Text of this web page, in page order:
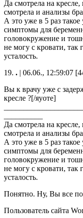
Да смотрела на
смотрела и анализы
А это уже в 5 раз
симптомы для
головокружение и
не могу с кровати, так
усталость.
19. . | 06.06., 12:59:07
Вы к врачу уже с
кресле ?[/яуоте]
Да смотрела на
смотрела и анализы
А это уже в 5 раз
симптомы для
головокружение и
не могу с кровати, так
усталость.
Понятно. Ну, Вы все
Пользователь сайта